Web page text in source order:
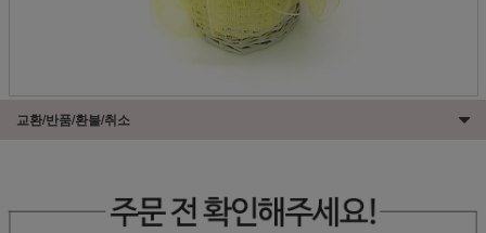
교환/반품/환불/취소